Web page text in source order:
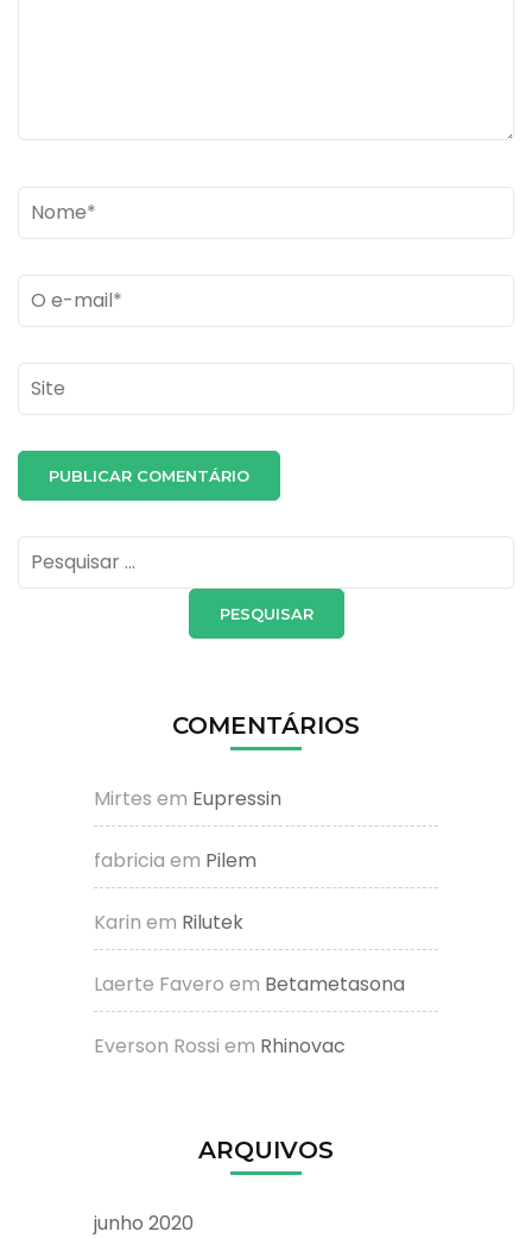
Name*
Email *
Site
Pesquisar
por:
COMENTÁRIOS
Mirtes em Eupressin
fabricia em Pilem
Karin em Rilutek
Laerte Favero em Betametasona
Everson Rossi em Rhinovac
ARQUIVOS
junho 2020